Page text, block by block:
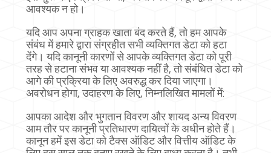
आवश्यक न हो।
यदि आप अपना ग्राहक खाता बंद करते हैं, तो हम आपके
संबंध में हमारे द्वारा संग्रहीत सभी व्यक्तिगत डेटा को हटा
देंगे। यदि कानूनी कारणों से आपके व्यक्तिगत डेटा को पूरी
तरह से हटाना संभव या आवश्यक नहीं है, तो संबंधित डेटा को
आगे की प्रक्रिया के लिए अवरुद्ध कर दिया जाएगा।
अवरोधन होगा, उदाहरण के लिए, निम्नलिखित मामलों में:
आपका आदेश और भुगतान विवरण और शायद अन्य विवरण
आम तौर पर कानूनी प्रतिधारण दायित्वों के अधीन होते हैं।
कानून हमें इस डेटा को टैक्स ऑडिट और वित्तीय ऑडिट के